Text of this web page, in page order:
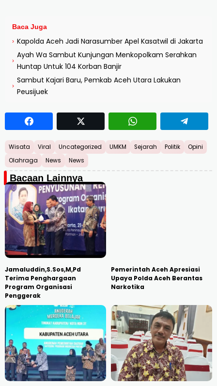
Baca Juga
› Kapolda Aceh Jadi Narasumber Apel Kasatwil di Jakarta
›
Ayah Wa Sambut Kunjungan Menkopolkam Serahkan
Huntap Untuk 104 Korban Banjir
›
Sambut Kajari Baru, Pemkab Aceh Utara Lakukan
Peusijuek
Wisata Viral Uncategorized UMKM Sejarah Politik
Opini
Olahraga
News News
Bacaan Lainnya
Jamaluddin,S.Sos,M,Pd
Terima Penghargaan
Program Organisasi
Penggerak
Pemerintah Aceh Apresiasi
Upaya Polda Aceh Berantas
Narkotika